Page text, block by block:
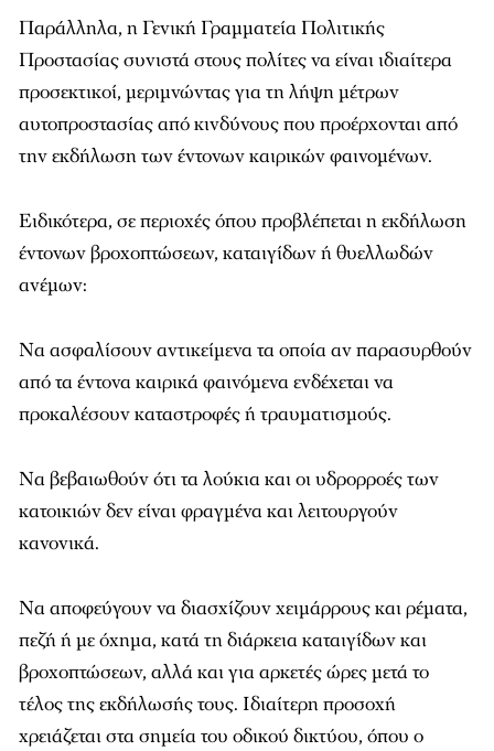
Παράλληλα, η Γενική Γραμματεία Πολιτικής
Προστασίας συνιστά στους πολίτες να είναι ιδιαίτερα
προσεκτικοί, μεριμνώντας για τη λήψη μέτρων
αυτοπροστασίας από κινδύνους που προέρχονται από
την εκδήλωση των έντονων καιρικών φαινομένων.
Ειδικότερα, σε περιοχές όπου προβλέπεται η εκδήλωση
έντονων βροχοπτώσεων, καταιγίδων ή θυελλωδών
ανέμων:
Να ασφαλίσουν αντικείμενα τα οποία αν παρασυρθούν
από τα έντονα καιρικά φαινόμενα ενδέχεται να
προκαλέσουν καταστροφές ή τραυματισμούς.
Να βεβαιωθούν ότι τα λούκια και οι υδρορροές των
κατοικιών δεν είναι φραγμένα και λειτουργούν
κανονικά.
Να αποφεύγουν να διασχίζουν χειμάρρους και ρέματα,
πεζή ή με όχημα, κατά τη διάρκεια καταιγίδων και
βροχοπτώσεων, αλλά και για αρκετές ώρες μετά το
τέλος της εκδήλωσής τους. Ιδιαίτερη προσοχή
χρειάζεται στα σημεία του οδικού δικτύου, όπου ο